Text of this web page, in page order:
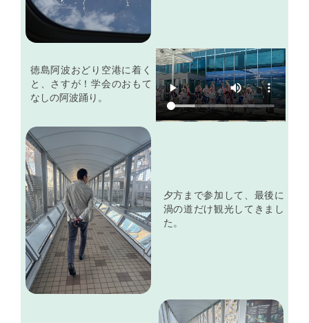
徳島阿波おどり空港に着く
と、さすが！学会のおもて
なしの阿波踊り。
夕方まで参加して、最後に
渦の道だけ観光してきまし
た。